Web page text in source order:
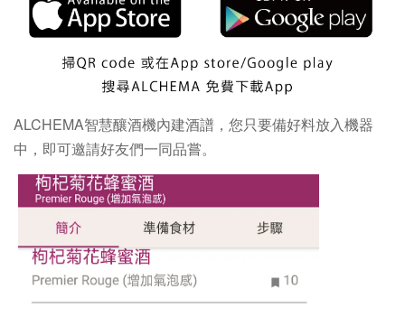
ALCHEMA智慧釀酒機內建酒譜，您只要備好料放入機器
中，即可邀請好友們一同品嘗。